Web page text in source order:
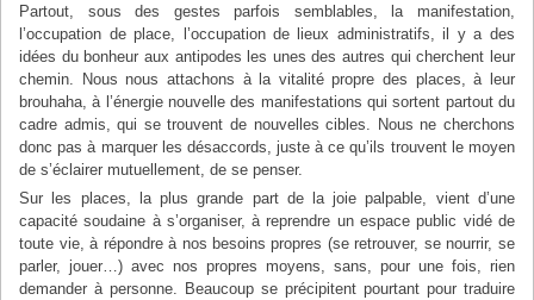
Partout, sous des gestes parfois semblables, la manifestation,
l’occupation de place, l’occupation de lieux administratifs, il y a des
idées du bonheur aux antipodes les unes des autres qui cherchent leur
chemin. Nous nous attachons à la vitalité propre des places, à leur
brouhaha, à l’énergie nouvelle des manifestations qui sortent partout du
cadre admis, qui se trouvent de nouvelles cibles. Nous ne cherchons
donc pas à marquer les désaccords, juste à ce qu’ils trouvent le moyen
de s’éclairer mutuellement, de se penser.
Sur les places, la plus grande part de la joie palpable, vient d’une
capacité soudaine à s’organiser, à reprendre un espace public vidé de
toute vie, à répondre à nos besoins propres (se retrouver, se nourrir, se
parler, jouer…) avec nos propres moyens, sans, pour une fois, rien
demander à personne. Beaucoup se précipitent pourtant pour traduire